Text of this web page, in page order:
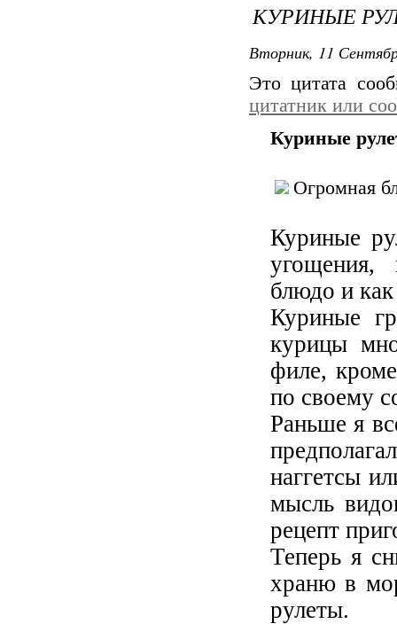
КУРИНЫЕ
Вторник, 11
Это цитата
цитатник или
Куриные
Огромная
Куриные
угощения,
блюдо и
Куриные
курицы
филе,
по своему
Раньше я
наггетсы
мысль
рецепт
Теперь я
храню в
рулеты.